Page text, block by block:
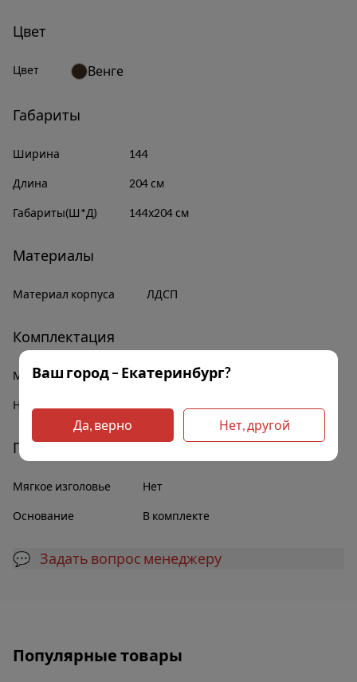
Цвет
Цвет Венге
Габариты
Ширина 144
Длина 204 см
Габариты(Ш*Д) 144х204 см
Материалы
Материал корпуса ЛДСП
Комплектация
Механизм подъема Газлифт 500H
Наличие полок
Прочее
Мягкое изголовье Нет
Основание В комплекте
💬 Задать вопрос менеджеру
Популярные товары
Ваш город – Екатеринбург?
Да, верно Нет, другой